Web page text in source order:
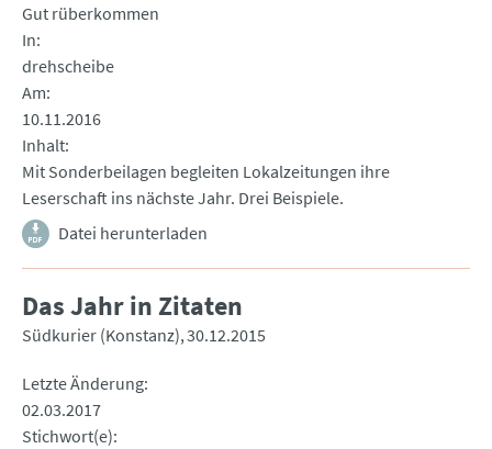
Gut rüberkommen
In
drehscheibe
Am
10.11.2016
Inhalt
Mit Sonderbeilagen begleiten Lokalzeitungen ihre
Leserschaft ins nächste Jahr. Drei Beispiele.
Datei herunterladen
Das Jahr in Zitaten
Südkurier (Konstanz) 30.12.2015
Letzte Änderung
02.03.2017
Stichwort(e)